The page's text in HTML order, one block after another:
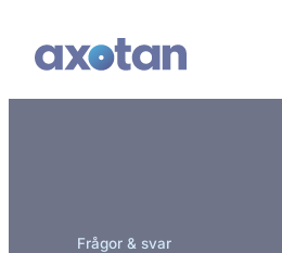
Frågor & svar